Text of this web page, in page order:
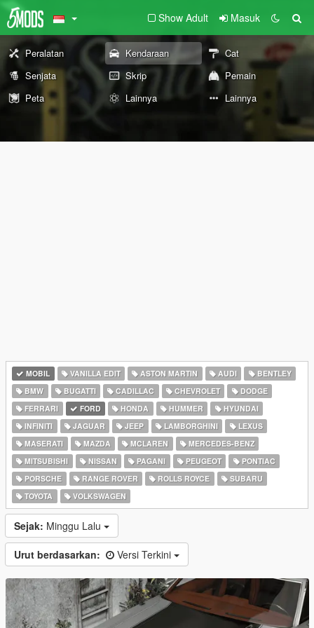
Show Adult Masuk
Peralatan Kendaraan
Cat
Senjata
Skrip
Pemain
Peta
Lainnya Lainnya
MOBIL VANILLA EDIT ASTON MARTIN AUDI
BENTLEY
BMW
BUGATTI CADILLAC CHEVROLET
DODGE
FERRARI
FORD HONDA HUMMER
HYUNDAI
INFINITI
JAGUAR JEEP LAMBORGHINI
LEXUS
MASERATI
MAZDA MCLAREN
MERCEDES-BENZ
MITSUBISHI
NISSAN PAGANI PEUGEOT
PONTIAC
PORSCHE
RANGE ROVER ROLLS ROYCE
SUBARU
TOYOTA
VOLKSWAGEN
Sejak: Minggu Lalu
Urut berdasarkan: Versi Terkini